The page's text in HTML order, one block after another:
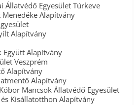
Állatvédő Egyesület Túrkeve
Menedéke Alapítvány
Alapítvány
Együtt Alapítvány
Veszprém
Alapítvány
Alapítvány
Mancsok Állatvédő Egyesület
Kisállatotthon Alapítvány